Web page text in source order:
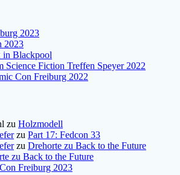
2023
2023
in Blackpool
Science Fiction Treffen Speyer 2022
Con Freiburg 2022
zu Holzmodell
zu Part 17: Fedcon 33
zu Drehorte zu Back to the Future
zu Back to the Future
Freiburg 2023